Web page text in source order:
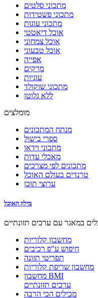
מתכוני סלטים
מתכוני פשטידות
מתכוני עוגות
אוכל דיאטטי
אוכל צמחוני
אוכל טבעוני
אפייה
מרקים
עוגיות
מתכוני שוקולד
ללא גלוטן
מומלצים
מנתח המתכונים
ספרי בישול
מתכוני וידאו
מאכלי עדות
מתכונים לפי מצרכים
טרנדים בעולם האוכל
ערוצי תוכן
מילון האוכל
מחשבון קלוריות
חיפוש ע"פ רכיבים
תפריטי תזונה
מחשבון שריפת קלוריות
מחשבון BMI
ערכים תזונתיים
מכילים הכי הרבה